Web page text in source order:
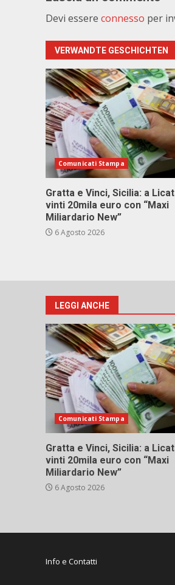
Devi essere connesso per
VERWANDTE GESCHICHTEN
Comunicati Stampa
Gratta e Vinci, Sicilia: a
vinti 20mila euro con “Maxi
Miliardario New”
6 Agosto 2026
LEGGI ANCHE
Comunicati Stampa
Gratta e Vinci, Sicilia: a
vinti 20mila euro con “Maxi
Miliardario New”
6 Agosto 2026
Info e Contatti